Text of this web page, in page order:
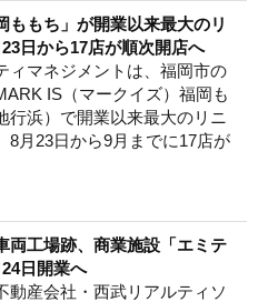
ももち」が開業以来最大のリ
日から17店が順次開店へ
ィマネジメントは、福岡市の
IS（マークイズ）福岡も
行浜）で開業以来最大のリニ
8月23日から9月までに17店が
両工場跡、商業施設「エミテ
日開業へ
動産会社・西武リアルティソ